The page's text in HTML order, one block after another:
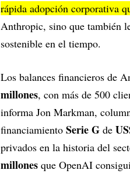
rápida adopción corporativa
Anthropic, sino que también
sostenible en el tiempo.
Los balances financieros de
millones, con más de 500
informa Jon Markman,
financiamiento Serie G de
privados en la historia del
millones que OpenAI